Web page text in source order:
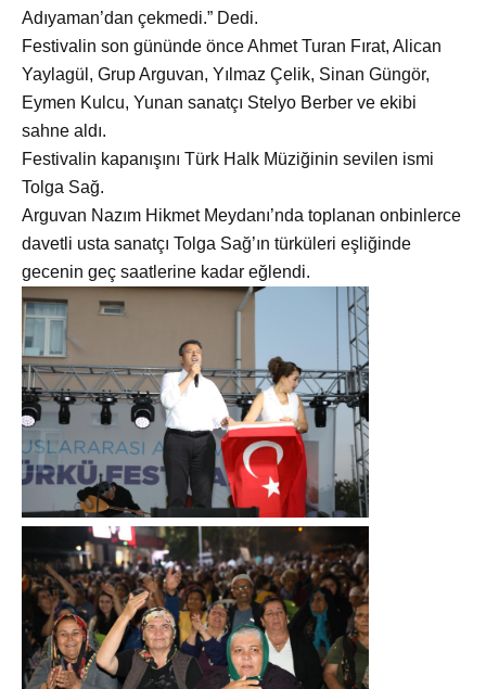
Adıyaman’dan çekmedi.” Dedi.
Festivalin son gününde önce Ahmet Turan Fırat, Alican
Yaylagül, Grup Arguvan, Yılmaz Çelik, Sinan Güngör,
Eymen Kulcu, Yunan sanatçı Stelyo Berber ve ekibi
sahne aldı.
Festivalin kapanışını Türk Halk Müziğinin sevilen ismi
Tolga Sağ.
Arguvan Nazım Hikmet Meydanı’nda toplanan onbinlerce
davetli usta sanatçı Tolga Sağ’ın türküleri eşliğinde
gecenin geç saatlerine kadar eğlendi.